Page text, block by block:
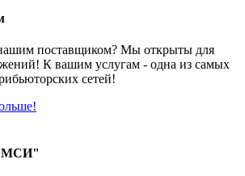
поставщиком? Мы открыты для
К вашим услугам - одна из самых
сетей!